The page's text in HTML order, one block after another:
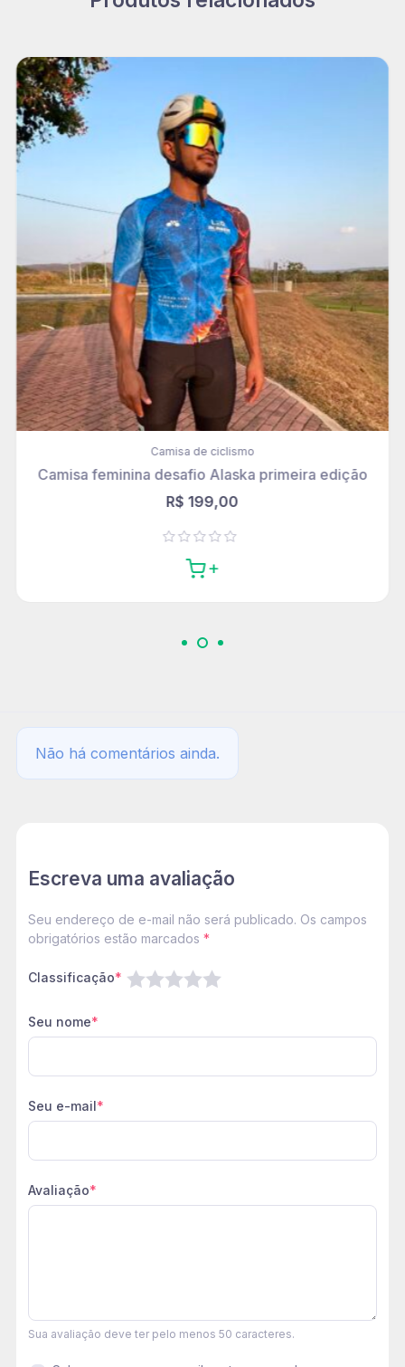
Camisa de ciclismo
Camisa feminina desafio Alaska primeira edição
R$ 199,00
Não há comentários ainda.
Escreva uma avaliação
Seu endereço de e-mail não será publicado. Os campos
obrigatórios estão marcados*
Classificação*
Avaliação*
Sua avaliação deve ter pelo menos 50 caracteres.
Seu nome*
Seu e-mail*